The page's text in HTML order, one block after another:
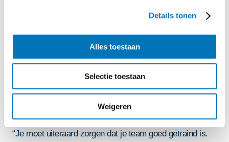
Details tonen
Alles toestaan
Selectie toestaan
Weigeren
bediening is ook enthousiast dat ze rechtstreeks aan de
Lars’ tips aan collega-
ondernemers
“Je moet uiteraard zorgen dat je team goed getraind is.